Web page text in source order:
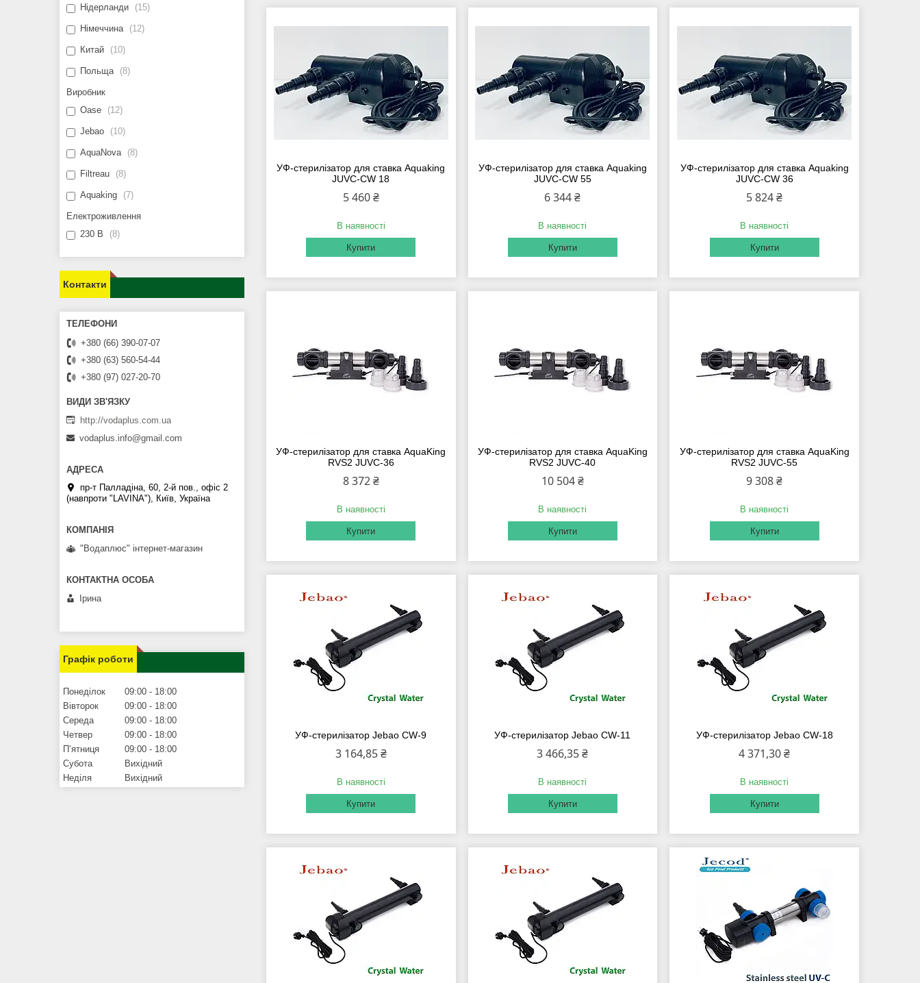
УФ-стерилізатор для ставка Aquaking
JUVC-CW 18
5 460 ₴
В наявності
Купити
УФ-стерилізатор для ставка Aquaking
JUVC-CW 55
6 344 ₴
В наявності
Купити
УФ-стерилізатор для ставка Aquaking
JUVC-CW 36
5 824 ₴
В наявності
Купити
УФ-стерилізатор для ставка AquaKing
RVS2 JUVC-36
8 372 ₴
В наявності
Купити
УФ-стерилізатор для ставка AquaKing
RVS2 JUVC-40
10 504 ₴
В наявності
Купити
УФ-стерилізатор для ставка AquaKing
RVS2 JUVC-55
9 308 ₴
В наявності
Купити
УФ-стерилізатор Jebao CW-9
3 164,85 ₴
В наявності
Купити
УФ-стерилізатор Jebao CW-11
3 466,35 ₴
В наявності
Купити
УФ-стерилізатор Jebao CW-18
4 371,30 ₴
В наявності
Купити
Нідерланди
15
Німеччина 12
Китай 10
Польща 8
Виробник
Oase
12
Jebao 10
AquaNova 8
Filtreau 8
Aquaking 7
Електроживлення
230 В
8
Контакти
+380 (66) 390-07-07
+380 (63) 560-54-44
+380 (97) 027-20-70
http://vodaplus.com.ua
vodaplus.info@gmail.com
пр-т Палладіна, 60, 2-й пов., офіс 2
(навпроти "LAVINA"), Київ, Україна
"Водаплюс" інтернет-магазин
Ірина
Графік роботи
Понеділок 09:00
18:00
Вівторок
09:00
18:00
Середа
09:00
18:00
Четвер
09:00
18:00
Пʼятниця
09:00
18:00
Субота
Вихідний
Неділя
Вихідний